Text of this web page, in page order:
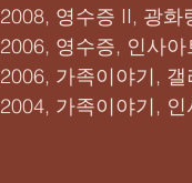
2008, 영수증 II, 광
2006, 영수증, 인사
2006, 가족이야기,
2004, 가족이야기,